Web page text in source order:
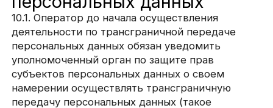
Ⓒ 2026 metafora branding